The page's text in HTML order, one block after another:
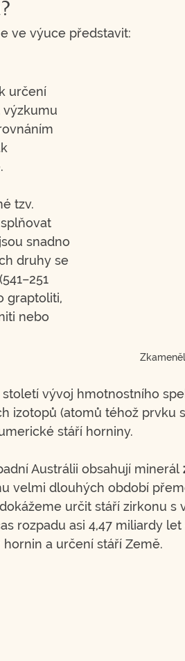
ve výuce představit:
určení
výzkumu
tzv.
snadno
druhy se
graptoliti,
nebo
vývoj hmotnostního
izotopů (atomů téhož prvku
stáří horniny.
Austrálii obsahují minerál
velmi dlouhých období
určit stáří zirkonu s
rozpadu asi 4,47 miliardy
a určení stáří Země.